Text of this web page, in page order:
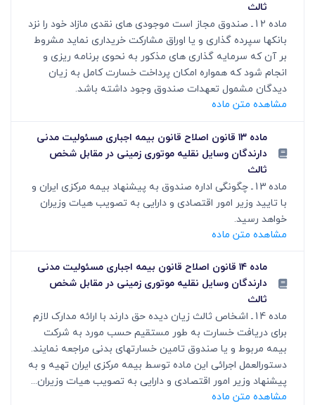
ثالث
ماده 12ـ صندوق مجاز است موجودی های نقدی مازاد خود را نزد
بانکها سپرده گذاری و یا اوراق مشارکت خریداری نماید مشروط
بر آن که سرمایه گذاری های مذکور به نحوی برنامه ریزی و
انجام شود که همواره امکان پرداخت خسارت کامل به زیان
دیدگان مشمول تعهدات صندوق وجود داشته باشد.
مشاهده متن ماده
ماده ۱۳ قانون اصلاح قانون بیمه اجباری مسئولیت مدنی
دارندگان وسایل نقلیه موتوری زمینی در مقابل شخص
ثالث
ماده 13ـ چگونگی اداره صندوق به پیشنهاد بیمه مرکزی ایران و
با تایید وزیر امور اقتصادی و دارایی به تصویب هیات وزیران
خواهد رسید.
مشاهده متن ماده
ماده ۱۴ قانون اصلاح قانون بیمه اجباری مسئولیت مدنی
دارندگان وسایل نقلیه موتوری زمینی در مقابل شخص
ثالث
ماده 14ـ اشخاص ثالث زیان دیده حق دارند با ارائه مدارک لازم
برای دریافت خسارت به طور مستقیم حسب مورد به شرکت
بیمه مربوط و یا صندوق تامین خسارتهای بدنی مراجعه نمایند.
دستورالعمل اجرائی این ماده توسط بیمه مرکزی ایران تهیه و به
پیشنهاد وزیر امور اقتصادی و دارایی به تصویب هیات وزیران...
مشاهده متن ماده